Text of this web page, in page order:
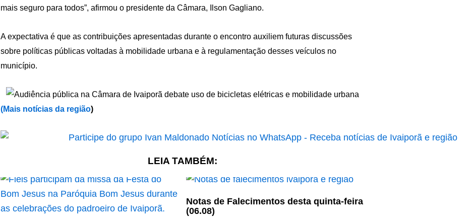
mais seguro para todos”, afirmou o presidente da Câmara, Ilson Gagliano.
A expectativa é que as contribuições apresentadas durante o encontro auxiliem futuras discussões
sobre políticas públicas voltadas à mobilidade urbana e à regulamentação desses veículos no
município.
(Mais notícias da região)
LEIA TAMBÉM:
Notas de Falecimentos desta quinta-feira
(06.08)